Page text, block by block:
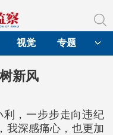
视觉 专题
新风
利，一步步走向违纪
我深感痛心，也更加